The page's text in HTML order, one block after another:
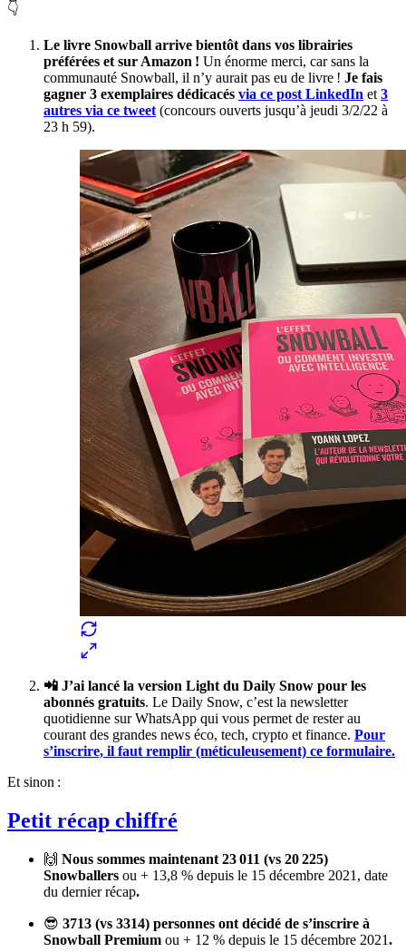
👇
Le livre Snowball arrive bientôt dans vos librairies
préférées et sur Amazon ! Un énorme merci, car sans la
communauté Snowball, il n’y aurait pas eu de livre ! Je fais
gagner 3 exemplaires dédicacés via ce post LinkedIn et 3
autres via ce tweet (concours ouverts jusqu’à jeudi 3/2/22 à
23 h 59).
📲 J’ai lancé la version Light du Daily Snow pour les
abonnés gratuits. Le Daily Snow, c’est la newsletter
quotidienne sur WhatsApp qui vous permet de rester au
courant des grandes news éco, tech, crypto et finance. Pour
s’inscrire, il faut remplir (méticuleusement) ce formulaire.
Et sinon :
Petit récap chiffré
🙌 Nous sommes maintenant 23 011 (vs 20 225)
Snowballers ou + 13,8 % depuis le 15 décembre 2021, date
du dernier récap.
😎 3713 (vs 3314) personnes ont décidé de s’inscrire à
Snowball Premium ou + 12 % depuis le 15 décembre 2021.